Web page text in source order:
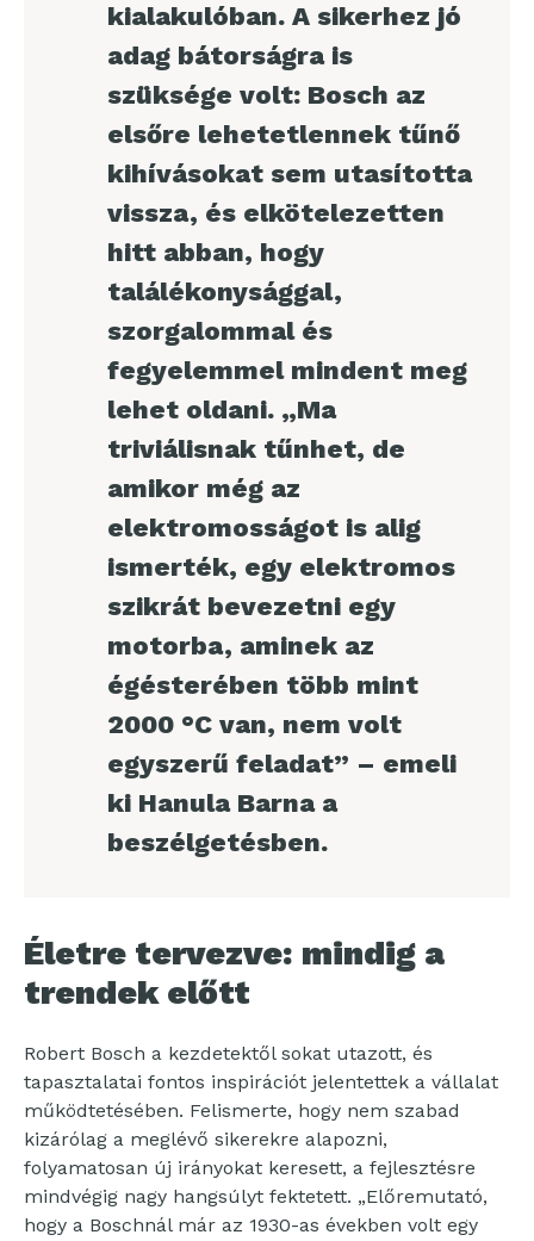
kialakulóban. A sikerhez jó
adag bátorságra is
szüksége volt: Bosch az
elsőre lehetetlennek tűnő
kihívásokat sem utasította
vissza, és elkötelezetten
hitt abban, hogy
találékonysággal,
szorgalommal és
fegyelemmel mindent meg
lehet oldani. „Ma
triviálisnak tűnhet, de
amikor még az
elektromosságot is alig
ismerték, egy elektromos
szikrát bevezetni egy
motorba, aminek az
égésterében több mint
2000 °C van, nem volt
egyszerű feladat” – emeli
ki Hanula Barna a
beszélgetésben.
Életre tervezve: mindig a
trendek előtt
Robert Bosch a kezdetektől sokat utazott, és
tapasztalatai fontos inspirációt jelentettek a vállalat
működtetésében. Felismerte, hogy nem szabad
kizárólag a meglévő sikerekre alapozni,
folyamatosan új irányokat keresett, a fejlesztésre
mindvégig nagy hangsúlyt fektetett. „Előremutató,
hogy a Boschnál már az 1930-as években volt egy